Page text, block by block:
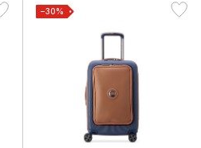
−30%